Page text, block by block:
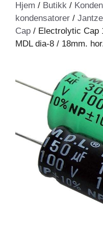
Hjem / Butikk /
kondensatorer /
Cap / Electrolytic Cap
MDL dia-8 / 18mm.